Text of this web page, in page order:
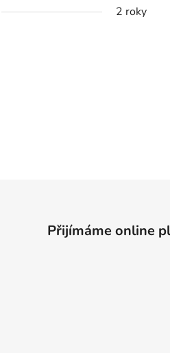
2 roky
Přijímáme online